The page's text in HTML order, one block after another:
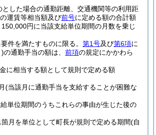
した場合の通勤距離、交通機関等の利用距
運賃等相当額及び前号に定める額の合計額
円に当該支給単位期間の月数を乗じ
件を満たすものに限る。 第1号及び第6項に
)の通勤手当の額は、 前項の規定にかかわら
に相当する額として規則で定める額
(当該月に通勤手当を支給することが困難な
単位期間のうちこれらの事由が生じた後の
月を単位として町長が規則で定める期間(自